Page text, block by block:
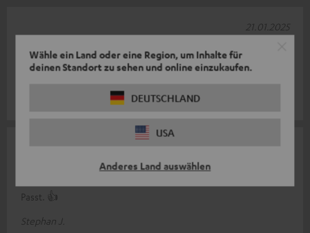
Wähle ein Land oder eine Region, um Inhalte für
deinen Standort zu sehen und online einzukaufen.
DEUTSCHLAND
USA
Anderes Land auswählen
ein Kabel halt
21.01.2025
Passt. 👍
Stephan J.